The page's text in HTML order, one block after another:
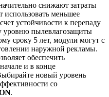
снижают затраты
использовать меньшее
устойчивости к перепаду
уровню пылевлагозащиты
сроку 5 лет, модули могут с
наружной рекламы.
обеспечить
и в конце
новый уровень
со
.